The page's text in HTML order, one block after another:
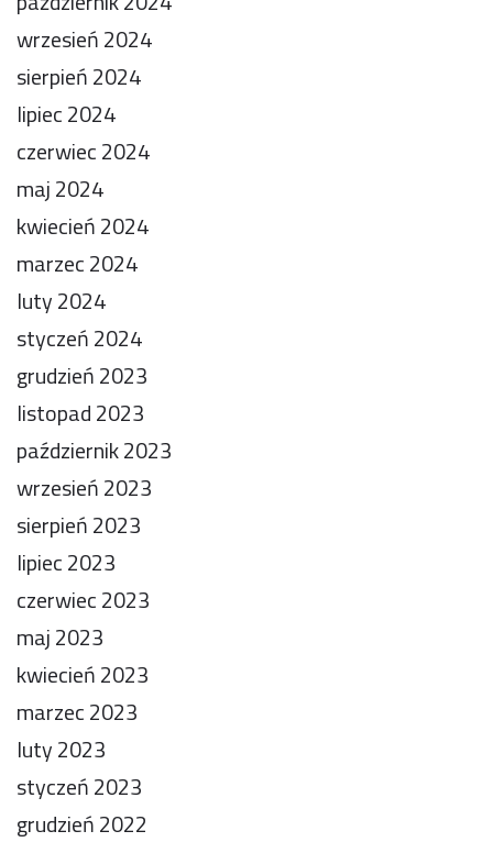
wrzesień 2024
sierpień 2024
lipiec 2024
czerwiec 2024
maj 2024
kwiecień 2024
marzec 2024
luty 2024
styczeń 2024
grudzień 2023
listopad 2023
październik 2023
wrzesień 2023
sierpień 2023
lipiec 2023
czerwiec 2023
maj 2023
kwiecień 2023
marzec 2023
luty 2023
styczeń 2023
grudzień 2022